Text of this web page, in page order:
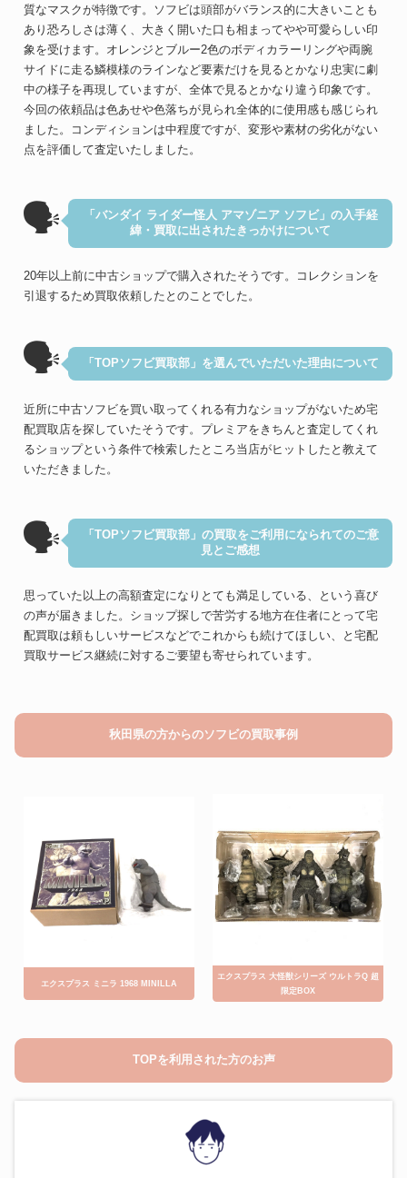
質なマスクが特徴です。ソフビは頭部がバランス的に大きいことも
あり恐ろしさは薄く、大きく開いた口も相まってやや可愛らしい印
象を受けます。オレンジとブルー2色のボディカラーリングや両腕
サイドに走る鱗模様のラインなど要素だけを見るとかなり忠実に劇
中の様子を再現していますが、全体で見るとかなり違う印象です。
今回の依頼品は色あせや色落ちが見られ全体的に使用感も感じられ
ました。コンディションは中程度ですが、変形や素材の劣化がない
点を評価して査定いたしました。
🗣
「バンダイ ライダー怪人 アマゾニア ソフビ」の入手経
緯・買取に出されたきっかけについて
20年以上前に中古ショップで購入されたそうです。コレクションを
引退するため買取依頼したとのことでした。
🗣 「TOPソフビ買取部」を選んでいただいた理由について
近所に中古ソフビを買い取ってくれる有力なショップがないため宅
配買取店を探していたそうです。プレミアをきちんと査定してくれ
るショップという条件で検索したところ当店がヒットしたと教えて
いただきました。
🗣
「TOPソフビ買取部」の買取をご利用になられてのご意
見とご感想
思っていた以上の高額査定になりとても満足している、という喜び
の声が届きました。ショップ探しで苦労する地方在住者にとって宅
配買取は頼もしいサービスなどでこれからも続けてほしい、と宅配
買取サービス継続に対するご要望も寄せられています。
秋田県の方からのソフビの買取事例
エクスプラス ミニラ 1968 MINILLA
エクスプラス 大怪獣シリーズ ウルトラQ 超
限定BOX
TOPを利用された方のお声